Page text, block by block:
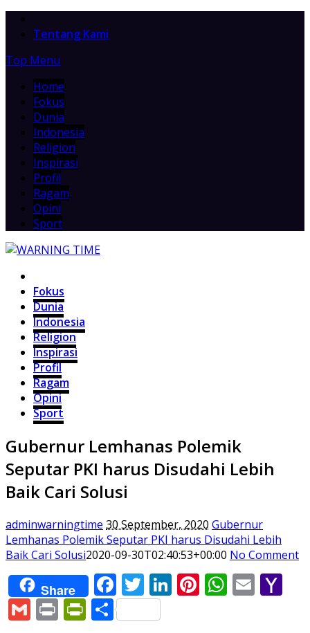
Tentang Kami
Top Menu
Home
Fokus
Dunia
Indonesia
Religion
Inspirasi
Profil
Ragam
Opini
Sport
Fokus
Dunia
Indonesia
Religion
Inspirasi
Profil
Ragam
Opini
Sport
Gubernur Lemhanas Polemik
Seputar PKI harus Disudahi Lebih
Baik Cari Solusi
adminwarningtime 30 September, 2020 Gubernur
Lemhanas Polemik Seputar PKI harus Disudahi Lebih
Baik Cari Solusi2020-09-30T02:40:53+00:00 No Comment
Share Facebook
Twitter
LinkedIn
Pinterest
Email
GmailPrintPrintFriendly
Share